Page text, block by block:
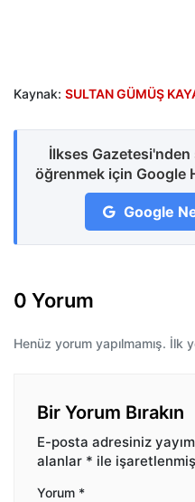
Kaynak: SULTAN GÜMÜŞ
İlkses Gazetesi'nden
öğrenmek için Google
Google
0 Yorum
Henüz yorum yapılmamış. İlk
Bir Yorum Bırakın
E-posta adresiniz
alanlar * ile
Yorum *